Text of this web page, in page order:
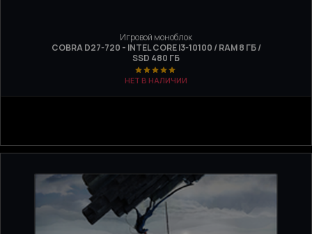
Игровой моноблок
COBRA D27-720 - INTEL CORE I3-10100 / RAM 8 ГБ /
SSD 480 ГБ
НЕТ В НАЛИЧИИ